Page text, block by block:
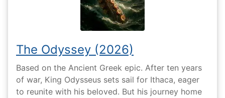
The Odyssey (2026)
Based on the Ancient Greek epic. After ten years
of war, King Odysseus sets sail for Ithaca, eager
to reunite with his beloved. But his journey home